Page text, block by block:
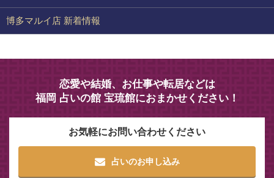
博多マルイ店 新着情報
恋愛や結婚、お仕事や転居などは
福岡 占いの館 宝琉館におまかせください！
お気軽にお問い合わせください
占いのお申し込み